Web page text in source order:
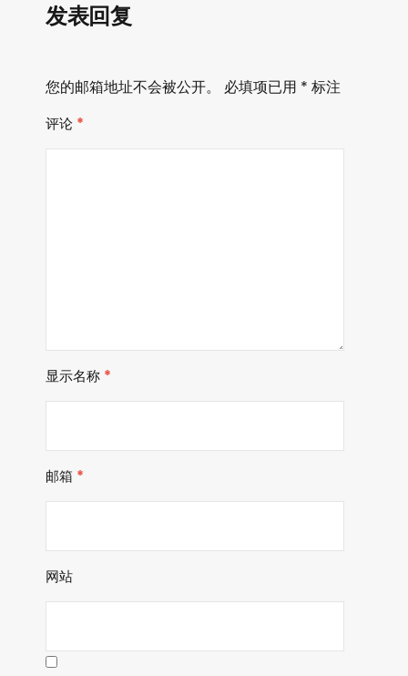
发表回复
您的邮箱地址不会被公开。 必填项已用 * 标注
评论 *
显示名称 *
邮箱 *
网站